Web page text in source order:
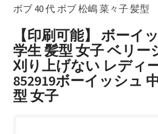
ボブ 40 代 ボブ 松嶋 菜々子 髪型
【印刷可能】 ボーイ
学生 髪型 女子 ベリー
刈り上げない レディ
852919ボーイッシュ
型 女子